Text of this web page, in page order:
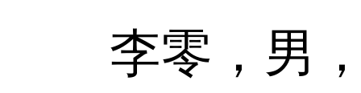
李零，男，